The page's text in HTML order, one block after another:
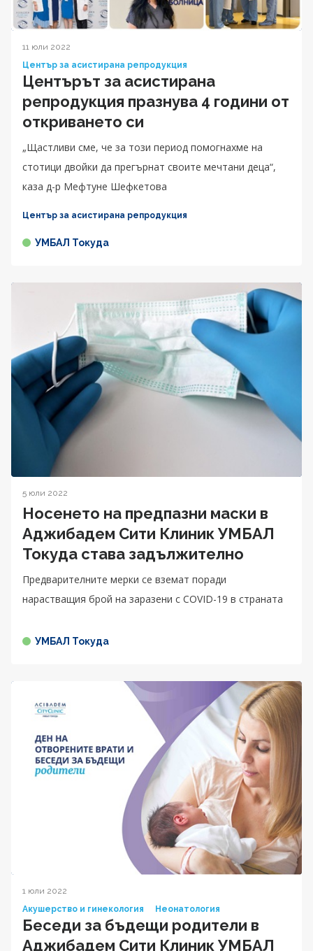
11 юли 2022
Център за асистирана репродукция
Центърът за асистирана
репродукция празнува 4 години от
откриването си
„Щастливи сме, че за този период помогнахме на
стотици двойки да прегърнат своите мечтани деца“,
каза д-р Мефтуне Шефкетова
Център за асистирана репродукция
УМБАЛ Токуда
5 юли 2022
Носенето на предпазни маски в
Аджибадем Сити Клиник УМБАЛ
Токуда става задължително
Предварителните мерки се вземат поради
нарастващия брой на заразени с COVID-19 в страната
УМБАЛ Токуда
1 юли 2022
Акушерство и гинекология
Неонатология
Беседи за бъдещи родители в
Аджибадем Сити Клиник УМБАЛ